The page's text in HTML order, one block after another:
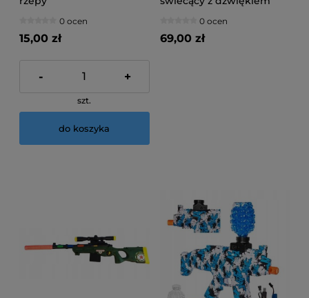
0 ocen
15,00 zł
- +
szt.
do koszyka
0 ocen
69,00 zł